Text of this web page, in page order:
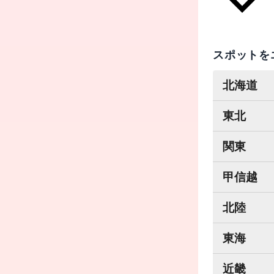
スポット
北海道
東北
関東
甲信越
北陸
東海
近畿